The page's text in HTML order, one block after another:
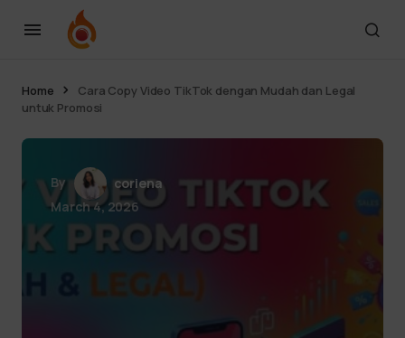
Home
Cara Copy Video TikTok dengan Mudah dan Legal
untuk Promosi
By
coriena
March 4, 2026